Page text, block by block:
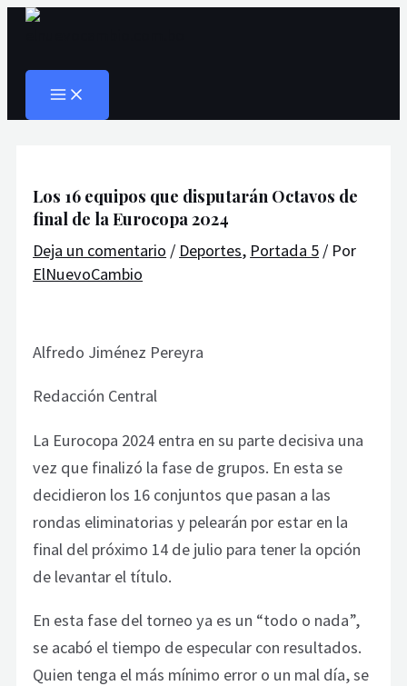
Ir
contenido
MAIN
Los 16 equipos que disputarán Octavos de
final de la Eurocopa 2024
Deja un comentario / Deportes, Portada 5 / Por
ElNuevoCambio
Alfredo Jiménez Pereyra
Redacción Central
La Eurocopa 2024 entra en su parte decisiva una
vez que finalizó la fase de grupos. En esta se
decidieron los 16 conjuntos que pasan a las
rondas eliminatorias y pelearán por estar en la
final del próximo 14 de julio para tener la opción
de levantar el título.
En esta fase del torneo ya es un “todo o nada”,
se acabó el tiempo de especular con resultados.
Quien tenga el más mínimo error o un mal día, se
Navegación
entradas
Escribe
Nombre*
Correo
Web